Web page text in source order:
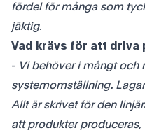
fördel för många som
jäktig.
Vad krävs för att driva
- Vi behöver i mångt och
systemomställning.
Allt är skrivet för den
att produkter